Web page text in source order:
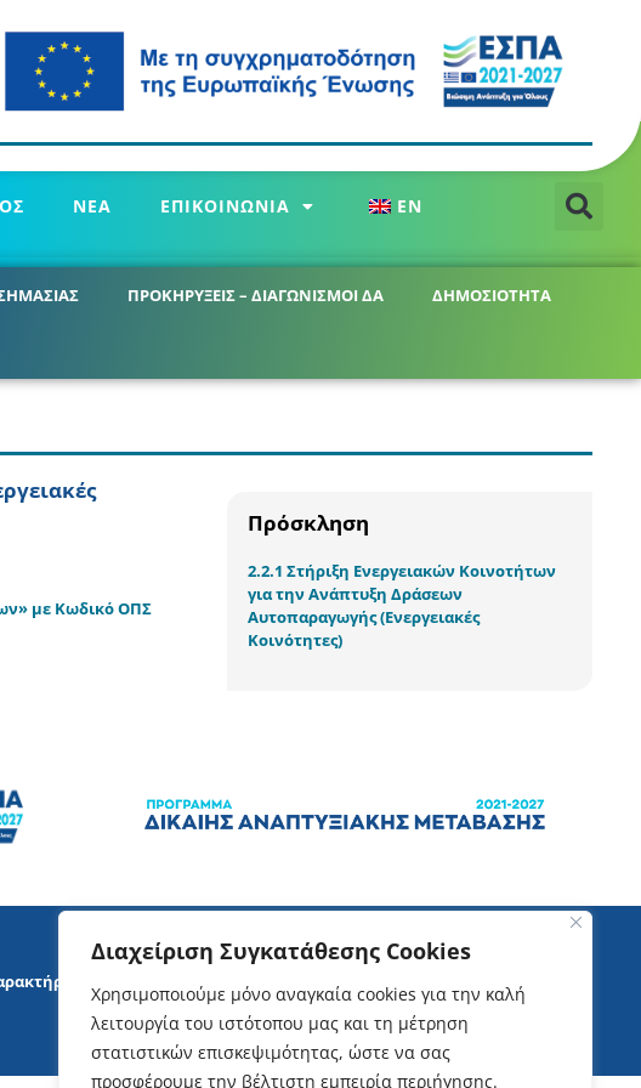
Διαχείριση Συγκατάθεσης Cookies
Χρησιμοποιούμε μόνο αναγκαία cookies για την καλή
λειτουργία του ιστότοπου μας και τη μέτρηση
στατιστικών επισκεψιμότητας, ώστε να σας
προσφέρουμε την βέλτιστη εμπειρία περιήγησης.
ΝΕΑ ΕΠΙΚΟΙΝΩΝΙΑ EN
ΠΡΟΚΗΡΥΞΕΙΣ – ΔΙΑΓΩΝΙΣΜΟΙ ΔΑ ΔΗΜΟΣΙΟΤΗΤΑ
με Κωδικό ΟΠΣ
Πρόσκληση
2.2.1 Στήριξη Ενεργειακών Κοινοτήτων
για την Ανάπτυξη Δράσεων
Αυτοπαραγωγής (Ενεργειακές
Κοινότητες)